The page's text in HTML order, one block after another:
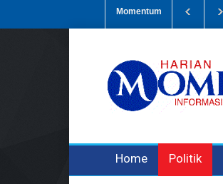
Momentum
Home Politik